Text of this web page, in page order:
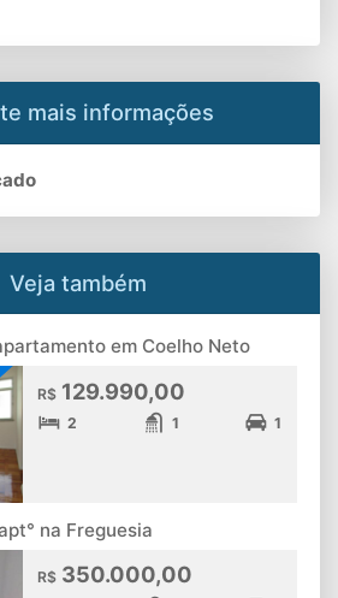
mais informações
Veja também
em Coelho Neto
R$ 129.990,00
2 1 1
na Freguesia
R$ 350.000,00